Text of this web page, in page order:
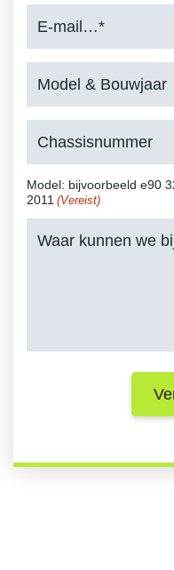
Model: bijvoorbeeld e90
2011 (Vereist)